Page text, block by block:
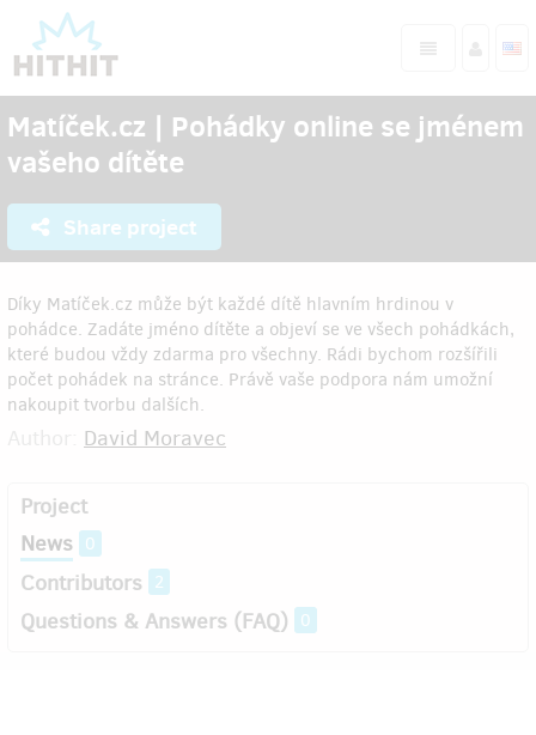
Matíček.cz | Pohádky online se jménem
vašeho dítěte
Share project
Díky Matíček.cz může být každé dítě hlavním hrdinou v
pohádce. Zadáte jméno dítěte a objeví se ve všech pohádkách,
které budou vždy zdarma pro všechny. Rádi bychom rozšířili
počet pohádek na stránce. Právě vaše podpora nám umožní
nakoupit tvorbu dalších.
David Moravec
Project
News 0
Contributors 2
Questions & Answers (FAQ) 0